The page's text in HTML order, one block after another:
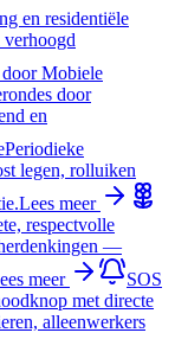
en residentiële
Mobiele
door
en
Periodieke
legen, rolluiken
Lees meer
respectvolle
—
meer
SOS
met directe
alleenwerkers